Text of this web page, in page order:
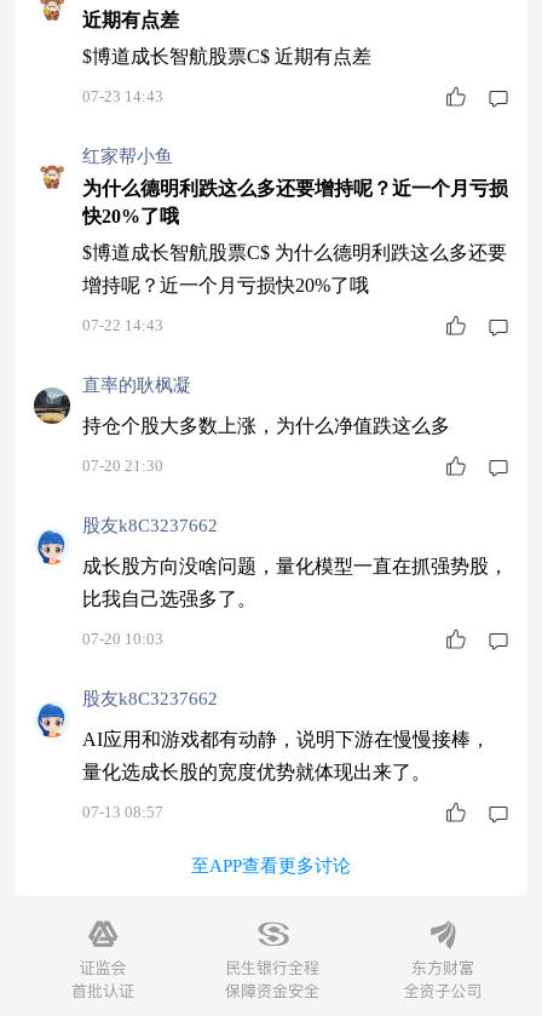
近期有点差
$博道成长智航股票C$ 近期有点差
07-23 14:43
红家帮小鱼
为什么德明利跌这么多还要增持呢？近一个月亏损
快20%了哦
$博道成长智航股票C$ 为什么德明利跌这么多还要
增持呢？近一个月亏损快20%了哦
07-22 14:43
直率的耿枫凝
持仓个股大多数上涨，为什么净值跌这么多
07-20 21:30
股友k8C3237662
成长股方向没啥问题，量化模型一直在抓强势股，
比我自己选强多了。
07-20 10:03
股友k8C3237662
AI应用和游戏都有动静，说明下游在慢慢接棒，
量化选成长股的宽度优势就体现出来了。
07-13 08:57
至APP查看更多讨论